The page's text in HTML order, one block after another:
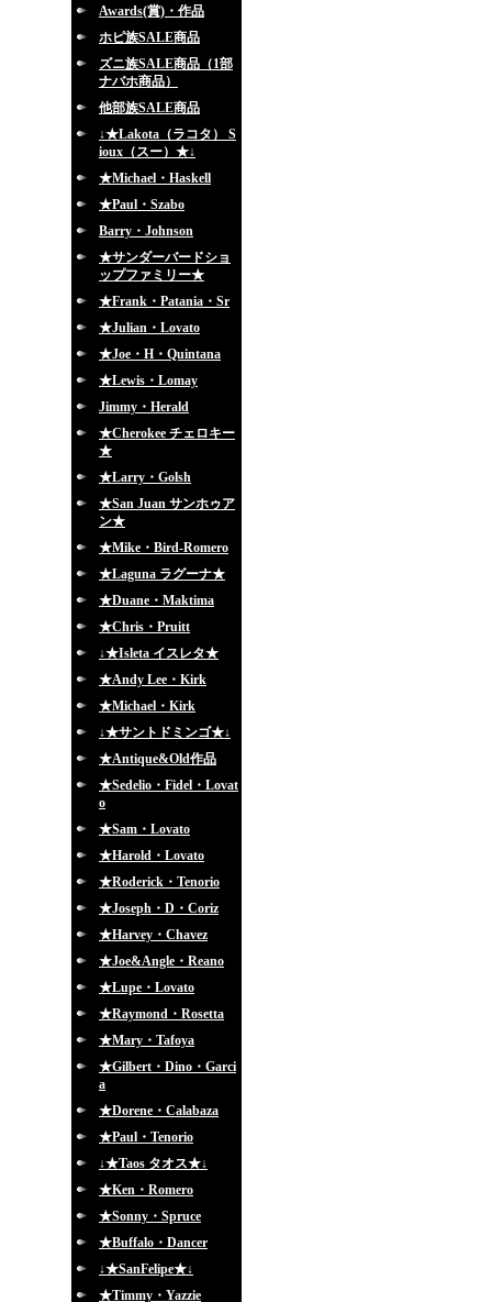
Awards(賞)・作品
ホピ族SALE商品
ズニ族SALE商品（1部
ナバホ商品）
他部族SALE商品
↓★Lakota（ラコタ） S
ioux（スー）★↓
★Michael・Haskell
★Paul・Szabo
Barry・Johnson
★サンダーバードショ
ップファミリー★
★Frank・Patania・Sr
★Julian・Lovato
★Joe・H・Quintana
★Lewis・Lomay
Jimmy・Herald
★Cherokee チェロキー
★
★Larry・Golsh
★San Juan サンホゥア
ン★
★Mike・Bird-Romero
★Laguna ラグーナ★
★Duane・Maktima
★Chris・Pruitt
↓★Isleta イスレタ★
★Andy Lee・Kirk
★Michael・Kirk
↓★サントドミンゴ★↓
★Antique&Old作品
★Sedelio・Fidel・Lovat
o
★Sam・Lovato
★Harold・Lovato
★Roderick・Tenorio
★Joseph・D・Coriz
★Harvey・Chavez
★Joe&Angle・Reano
★Lupe・Lovato
★Raymond・Rosetta
★Mary・Tafoya
★Gilbert・Dino・Garci
a
★Dorene・Calabaza
★Paul・Tenorio
↓★Taos タオス★↓
★Ken・Romero
★Sonny・Spruce
★Buffalo・Dancer
↓★SanFelipe★↓
★Timmy・Yazzie